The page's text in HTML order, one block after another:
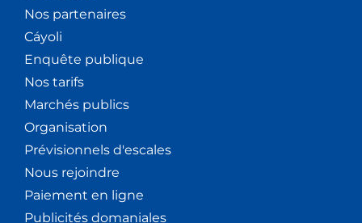
Nos partenaires
Cáyoli
Enquête publique
Nos tarifs
Marchés publics
Organisation
Prévisionnels d'escales
Nous rejoindre
Paiement en ligne
Publicités domaniales